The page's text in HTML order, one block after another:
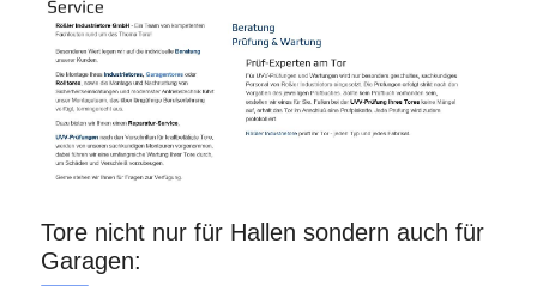
Tore nicht nur für Hallen sondern auch für
Garagen: